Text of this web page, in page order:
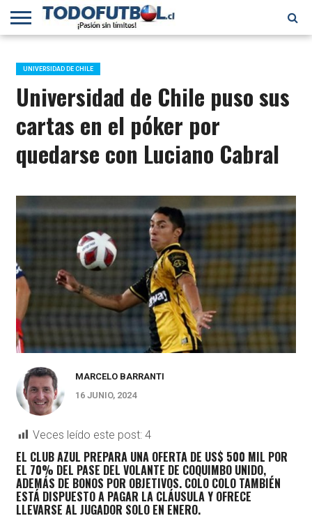
PRIMERA
B
SELECCIÓN
CHILENA
CHILENOS
EN EL
MUNDO
FÚTBOL
INTERNACIONAL
UNIVERSIDAD DE CHILE
Universidad de Chile puso sus
cartas en el póker por
quedarse con Luciano Cabral
MARCELO BARRANTI
16 JUNIO, 2024
Veces leído este post: 4
EL CLUB AZUL PREPARA UNA OFERTA DE US$ 500 MIL POR
EL 70% DEL PASE DEL VOLANTE DE COQUIMBO UNIDO,
ADEMÁS DE BONOS POR OBJETIVOS. COLO COLO TAMBIÉN
ESTÁ DISPUESTO A PAGAR LA CLÁUSULA Y OFRECE
LLEVARSE AL JUGADOR SOLO EN ENERO.